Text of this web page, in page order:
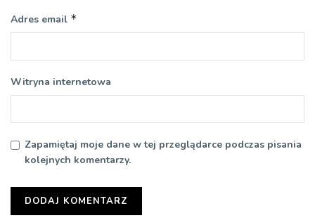
Adres email *
Witryna internetowa
Zapamiętaj moje dane w tej przeglądarce podczas pisania
kolejnych komentarzy.